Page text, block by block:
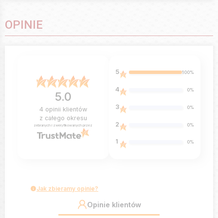
OPINIE
5.0
4 opinii klientów
z całego okresu
zebranych i zweryfikowanych przez
5 100%
4 0%
3 0%
2 0%
1 0%
Jak zbieramy opinie?
Opinie klientów